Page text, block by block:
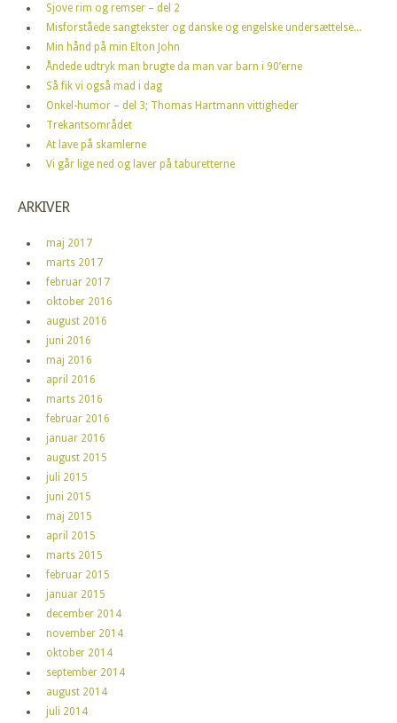
Sjove rim og remser – del 2
Misforståede sangtekster og danske og engelske undersættelse...
Min hånd på min Elton John
Åndede udtryk man brugte da man var barn i 90’erne
Så fik vi også mad i dag
Onkel-humor – del 3; Thomas Hartmann vittigheder
Trekantsområdet
At lave på skamlerne
Vi går lige ned og laver på taburetterne
ARKIVER
maj 2017
marts 2017
februar 2017
oktober 2016
august 2016
juni 2016
maj 2016
april 2016
marts 2016
februar 2016
januar 2016
august 2015
juli 2015
juni 2015
maj 2015
april 2015
marts 2015
februar 2015
januar 2015
december 2014
november 2014
oktober 2014
september 2014
august 2014
juli 2014